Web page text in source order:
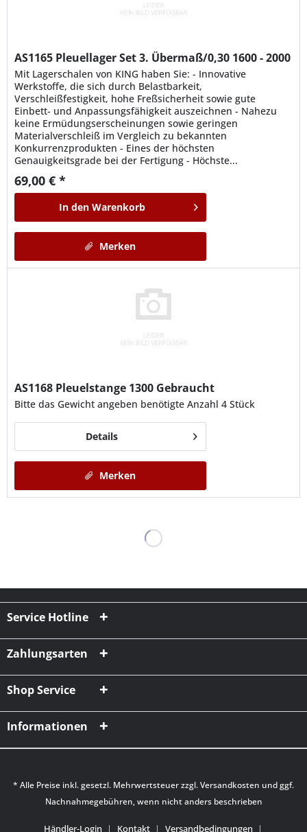
AS1165 Pleuellager Set 3. Übermaß/0,30 1600 - 2000
Mit Lagerschalen von KING haben Sie: - Innovative
Werkstoffe, die sich durch Belastbarkeit,
Verschleißfestigkeit, hohe Freßsicherheit sowie gute
Einbett- und Anpassungsfähigkeit auszeichnen - Nahezu
keine Ermüdungserscheinungen sowie geringen
Materialverschleiß im Vergleich zu bekannten
Konkurrenzprodukten - Eines der höchsten
Genauigkeitsgrade bei der Fertigung - Höchste...
69,00 € *
In den Warenkorb
Merken
AS1168 Pleuelstange 1300 Gebraucht
Bitte das Gewicht angeben benötigte Anzahl 4 Stück
Details
Merken
Service Hotline
Zahlungsarten
Shop Service
Informationen
* Alle Preise inkl. gesetzl. Mehrwertsteuer zzgl.Versandkosten und ggf.
Nachnahmegebühren, wenn nicht anders beschrieben
Händler-Login Kontakt Versandbedingungen